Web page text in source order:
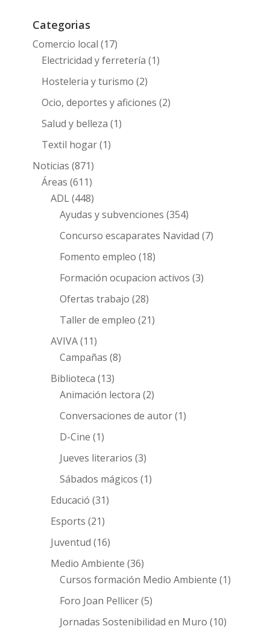
Categorias
Comercio local (17)
Electricidad y ferretería (1)
Hosteleria y turismo (2)
Ocio, deportes y aficiones (2)
Salud y belleza (1)
Textil hogar(1)
Noticias (871)
Áreas (611)
ADL(448)
Ayudas y subvenciones (354)
Concurso escaparates Navidad (7)
Fomento empleo (18)
Formación ocupacion activos (3)
Ofertas trabajo (28)
Taller de empleo (21)
AVIVA(11)
Campañas (8)
Biblioteca (13)
Animación lectora (2)
Conversaciones de autor(1)
D-Cine (1)
Jueves literarios (3)
Sábados mágicos (1)
Educació (31)
Esports (21)
Juventud (16)
Medio Ambiente (36)
Cursos formación Medio Ambiente (1)
Foro Joan Pellicer(5)
Jornadas Sostenibilidad en Muro (10)